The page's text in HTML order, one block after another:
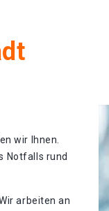
wir Ihnen.
Notfalls rund
arbeiten an